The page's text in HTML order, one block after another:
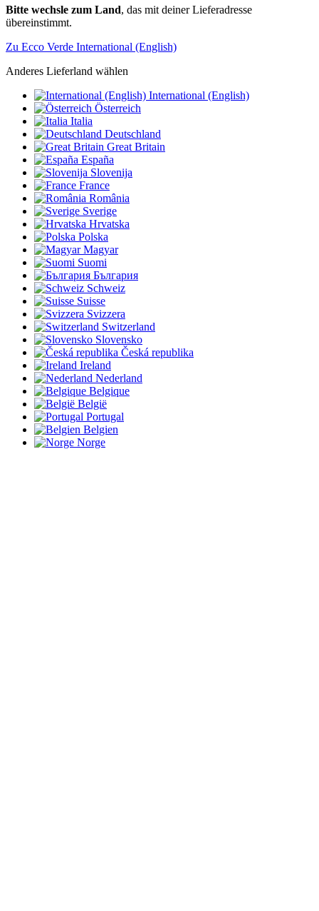
Bitte wechsle zum Land, das mit deiner Lieferadresse
übereinstimmt.
Zu Ecco Verde International (English)
Anderes Lieferland wählen
International (English)
Österreich
Italia
Deutschland
Great Britain
España
Slovenija
France
România
Sverige
Hrvatska
Polska
Magyar
Suomi
България
Schweiz
Suisse
Svizzera
Switzerland
Slovensko
Česká republika
Ireland
Nederland
Belgique
België
Portugal
Belgien
Norge